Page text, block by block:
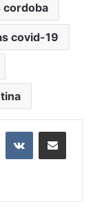
cordoba
covid-19
Reddit VKontakteCompartir por mail